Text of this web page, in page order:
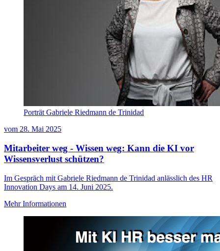
Porträt Gabriele Riedmann de Trinidad
vom 28. Mai 2025
Mitarbeiter weg - Wissen weg: Kann die KI vor
Wissensverlust schützen?
Im Gespräch mit Gabriele Riedmann de Trinidad anlässlich des HR
Innovation Days am 14. Juni 2025.
Mehr Informationen